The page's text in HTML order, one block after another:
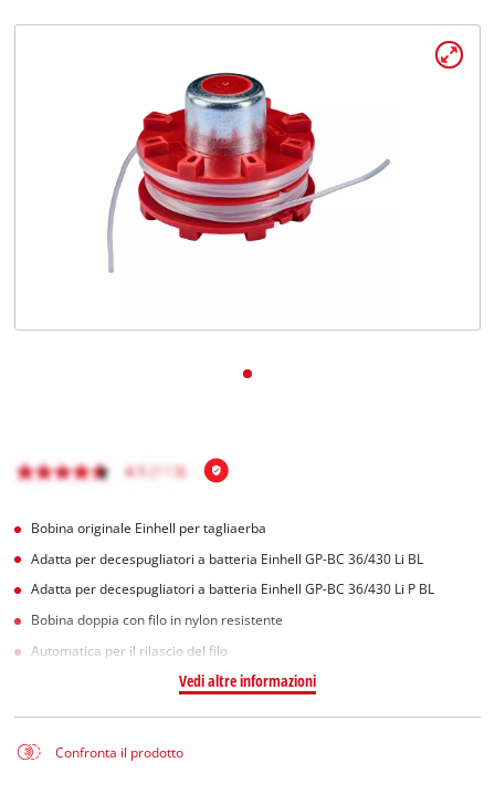
Bobina originale Einhell per tagliaerba
Adatta per decespugliatori a batteria Einhell GP-BC 36/430 Li BL
Adatta per decespugliatori a batteria Einhell GP-BC 36/430 Li P BL
Bobina doppia con filo in nylon resistente
Automatica per il rilascio del filo
Vedi altre informazioni
Confronta il prodotto